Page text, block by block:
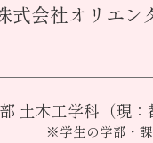
式会社オリエン
土木工学科 （現
※学生の学部・課